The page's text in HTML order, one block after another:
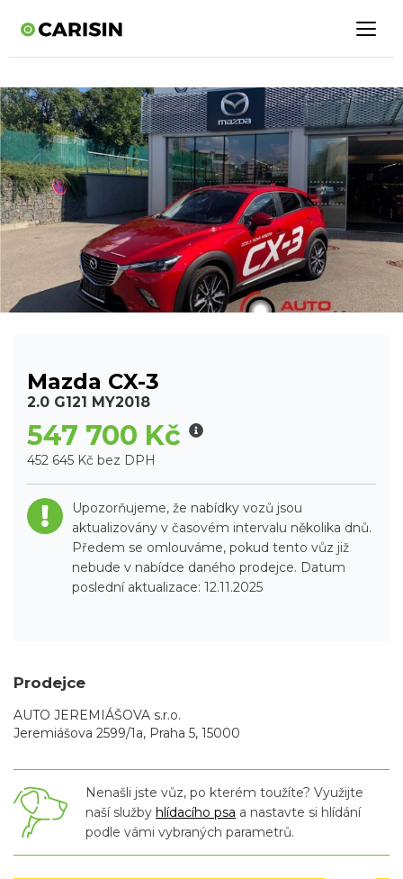
Mazda CX-3
2.0 G121 MY2018
547 700 Kč
452 645 Kč bez DPH
Upozorňujeme, že nabídky vozů jsou
aktualizovány v časovém intervalu několika dnů.
Předem se omlouváme, pokud tento vůz již
nebude v nabídce daného prodejce. Datum
poslední aktualizace: 12.11.2025
Prodejce
AUTO JEREMIÁŠOVA s.r.o.
Jeremiášova 2599/1a, Praha 5, 15000
Nenašli jste vůz, po kterém toužíte? Využijte
naší služby hlídacího psa a nastavte si hlídání
podle vámi vybraných parametrů.